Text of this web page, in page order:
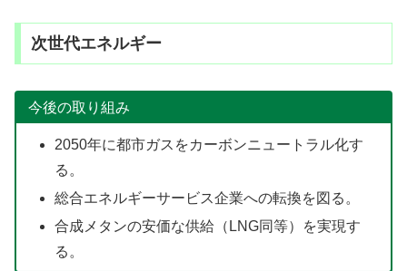
次世代エネルギー
今後の取り組み
2050年に都市ガスをカーボンニュートラル化す
る。
総合エネルギーサービス企業への転換を図る。
合成メタンの安価な供給（LNG同等）を実現す
る。